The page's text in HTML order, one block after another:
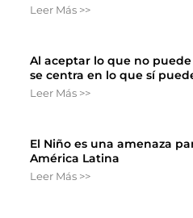
Leer Más >>
Al aceptar lo que no
se centra en lo que sí
Leer Más >>
El Niño es una amenaza
América Latina
Leer Más >>